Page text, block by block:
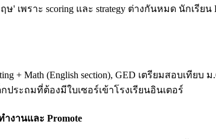
เพราะ scoring และ strategy ต่างกันหมด นักเรี
+ Math (English section), GED เตรียมสอบเทีย
กประถมที่ต้องมีใบเซอร์เข้าโรงเรียนอินเตอร์
ำงานและ Promote